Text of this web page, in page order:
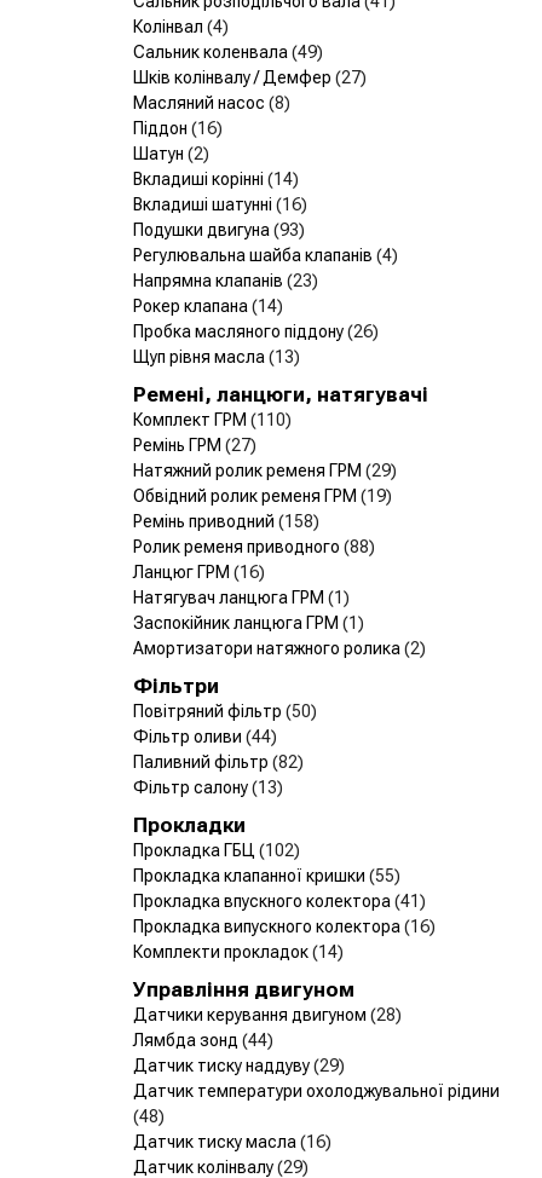
Колінвал (4)
Сальник коленвала (49)
Шків колінвалу / Демфер (27)
Масляний насос (8)
Піддон (16)
Шатун (2)
Вкладиші корінні (14)
Вкладиші шатунні (16)
Подушки двигуна (93)
Регулювальна шайба клапанів (4)
Напрямна клапанів (23)
Рокер клапана (14)
Пробка масляного піддону(26)
Щуп рівня масла (13)
Ремені, ланцюги, натягувачі
Комплект ГРМ (110)
Ремінь ГРМ (27)
Натяжний ролик ременя ГРМ (29)
Обвідний ролик ременя ГРМ (19)
Ремінь приводний (158)
Ролик ременя приводного (88)
Ланцюг ГРМ (16)
Натягувач ланцюга ГРМ (1)
Заспокійник ланцюга ГРМ (1)
Амортизатори натяжного ролика (2)
Фільтри
Повітряний фільтр (50)
Фільтр оливи (44)
Паливний фільтр (82)
Фільтр салону(13)
Прокладки
Прокладка ГБЦ (102)
Прокладка клапанної кришки (55)
Прокладка впускного колектора (41)
Прокладка випускного колектора (16)
Комплекти прокладок(14)
Управління двигуном
Датчики керування двигуном (28)
Лямбда зонд (44)
Датчик тиску наддуву(29)
Датчик температури охолоджувальної рідини
(48)
Датчик тиску масла (16)
Датчик колінвалу(29)